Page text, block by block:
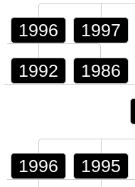
1996 1997
1992 1986
1996 1995